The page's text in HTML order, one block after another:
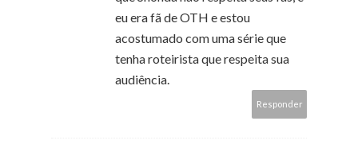
eu era fã de OTH e estou
acostumado com uma série que
tenha roteirista que respeita sua
audiência.
Responder